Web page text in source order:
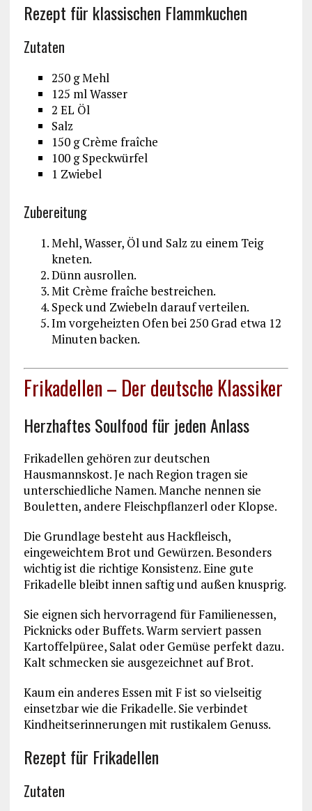
Rezept für klassischen Flammkuchen
Zutaten
250 g Mehl
125 ml Wasser
2 EL Öl
Salz
150 g Crème fraîche
100 g Speckwürfel
1 Zwiebel
Zubereitung
Mehl, Wasser, Öl und Salz zu einem Teig
kneten.
Dünn ausrollen.
Mit Crème fraîche bestreichen.
Speck und Zwiebeln darauf verteilen.
Im vorgeheizten Ofen bei 250 Grad etwa 12
Minuten backen.
Frikadellen – Der deutsche Klassiker
Herzhaftes Soulfood für jeden Anlass
Frikadellen gehören zur deutschen
Hausmannskost. Je nach Region tragen sie
unterschiedliche Namen. Manche nennen sie
Bouletten, andere Fleischpflanzerl oder Klopse.
Die Grundlage besteht aus Hackfleisch,
eingeweichtem Brot und Gewürzen. Besonders
wichtig ist die richtige Konsistenz. Eine gute
Frikadelle bleibt innen saftig und außen knusprig.
Sie eignen sich hervorragend für Familienessen,
Picknicks oder Buffets. Warm serviert passen
Kartoffelpüree, Salat oder Gemüse perfekt dazu.
Kalt schmecken sie ausgezeichnet auf Brot.
Kaum ein anderes Essen mit F ist so vielseitig
einsetzbar wie die Frikadelle. Sie verbindet
Kindheitserinnerungen mit rustikalem Genuss.
Rezept für Frikadellen
Zutaten